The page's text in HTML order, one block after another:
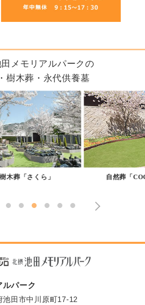
メモリアルパークの
樹木葬・永代供養墓
自然葬「COCORO」
パーク
池田市中川原町17-12